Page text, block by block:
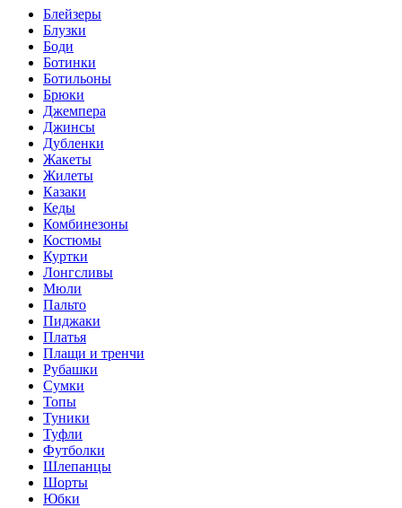
Блейзеры
Блузки
Боди
Ботинки
Ботильоны
Брюки
Джемпера
Джинсы
Дубленки
Жакеты
Жилеты
Казаки
Кеды
Комбинезоны
Костюмы
Куртки
Лонгсливы
Мюли
Пальто
Пиджаки
Платья
Плащи и тренчи
Рубашки
Сумки
Топы
Туники
Туфли
Футболки
Шлепанцы
Шорты
Юбки